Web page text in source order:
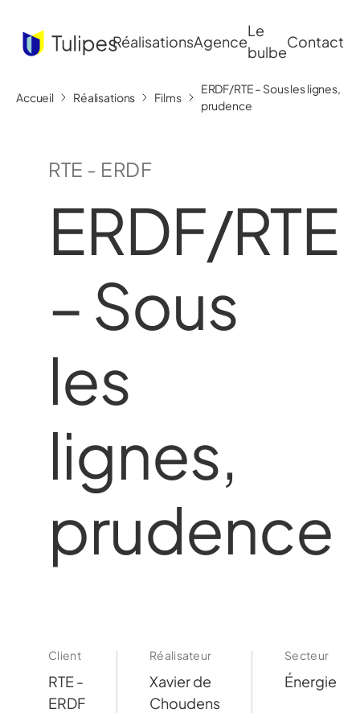
RéalisationsAgence
Le
bulbe
Contact
Accueil Réalisations Films
ERDF/RTE – Sous les lignes,
prudence
RTE - ERDF
ERDF/RTE
– Sous
les
lignes,
prudence
Client
RTE -
ERDF
Réalisateur
Xavier de
Choudens
Secteur
Énergie